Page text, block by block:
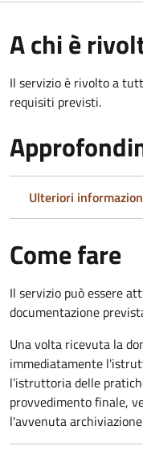
A chi è
Il servizio è rivolto a
requisiti previsti.
Ulteriori
Come fare
Il servizio può essere
documentazione
Una volta ricevuta la
immediatamente
l’istruttoria delle
provvedimento finale,
l'avvenuta